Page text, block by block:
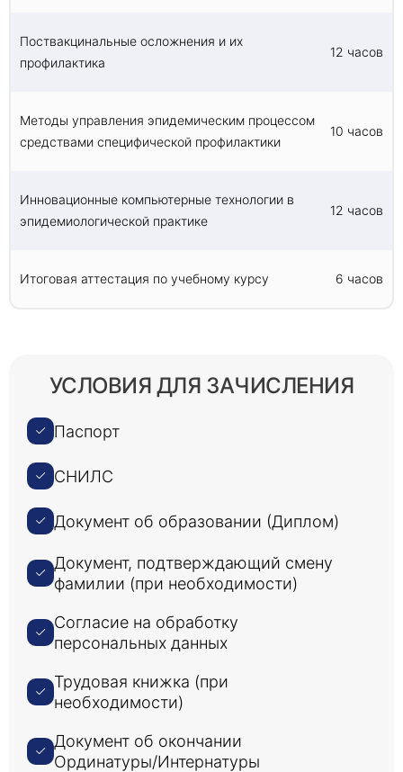
Поствакцинальные осложнения и их
профилактика
12 часов
Методы управления эпидемическим процессом
средствами специфической профилактики
10 часов
Инновационные компьютерные технологии в
эпидемиологической практике
12 часов
Итоговая аттестация по учебному курсу 6 часов
УСЛОВИЯ ДЛЯ ЗАЧИСЛЕНИЯ
Паспорт
СНИЛС
Документ об образовании (Диплом)
Документ, подтверждающий смену
фамилии (при необходимости)
Согласие на обработку
персональных данных
Трудовая книжка (при
необходимости)
Документ об окончании
Ординатуры/Интернатуры